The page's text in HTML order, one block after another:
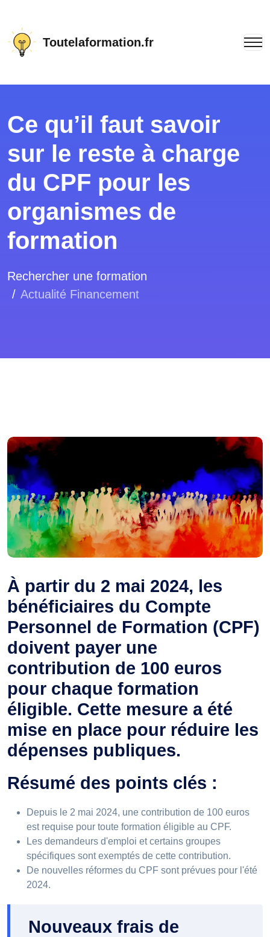
Toutelaformation.fr
Ce qu’il faut savoir
sur le reste à charge
du CPF pour les
organismes de
formation
Rechercher une formation
Actualité Financement
À partir du 2 mai 2024, les
bénéficiaires du Compte
Personnel de Formation (CPF)
doivent payer une
contribution de 100 euros
pour chaque formation
éligible. Cette mesure a été
mise en place pour réduire les
dépenses publiques.
Résumé des points clés :
Depuis le 2 mai 2024, une contribution de 100 euros
est requise pour toute formation éligible au CPF.
Les demandeurs d'emploi et certains groupes
spécifiques sont exemptés de cette contribution.
De nouvelles réformes du CPF sont prévues pour l'été
2024.
Nouveaux frais de